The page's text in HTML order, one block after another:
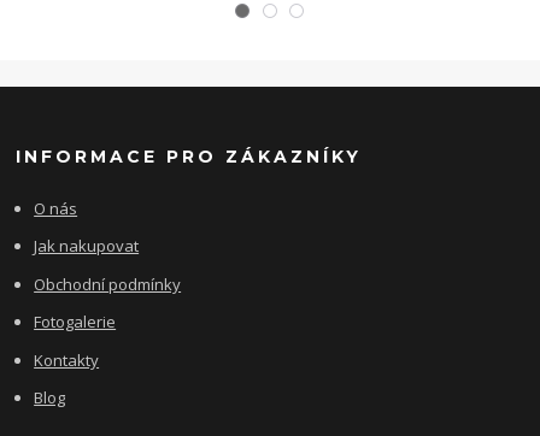
INFORMACE PRO ZÁKAZNÍKY
O nás
Jak nakupovat
Obchodní podmínky
Fotogalerie
Kontakty
Blog